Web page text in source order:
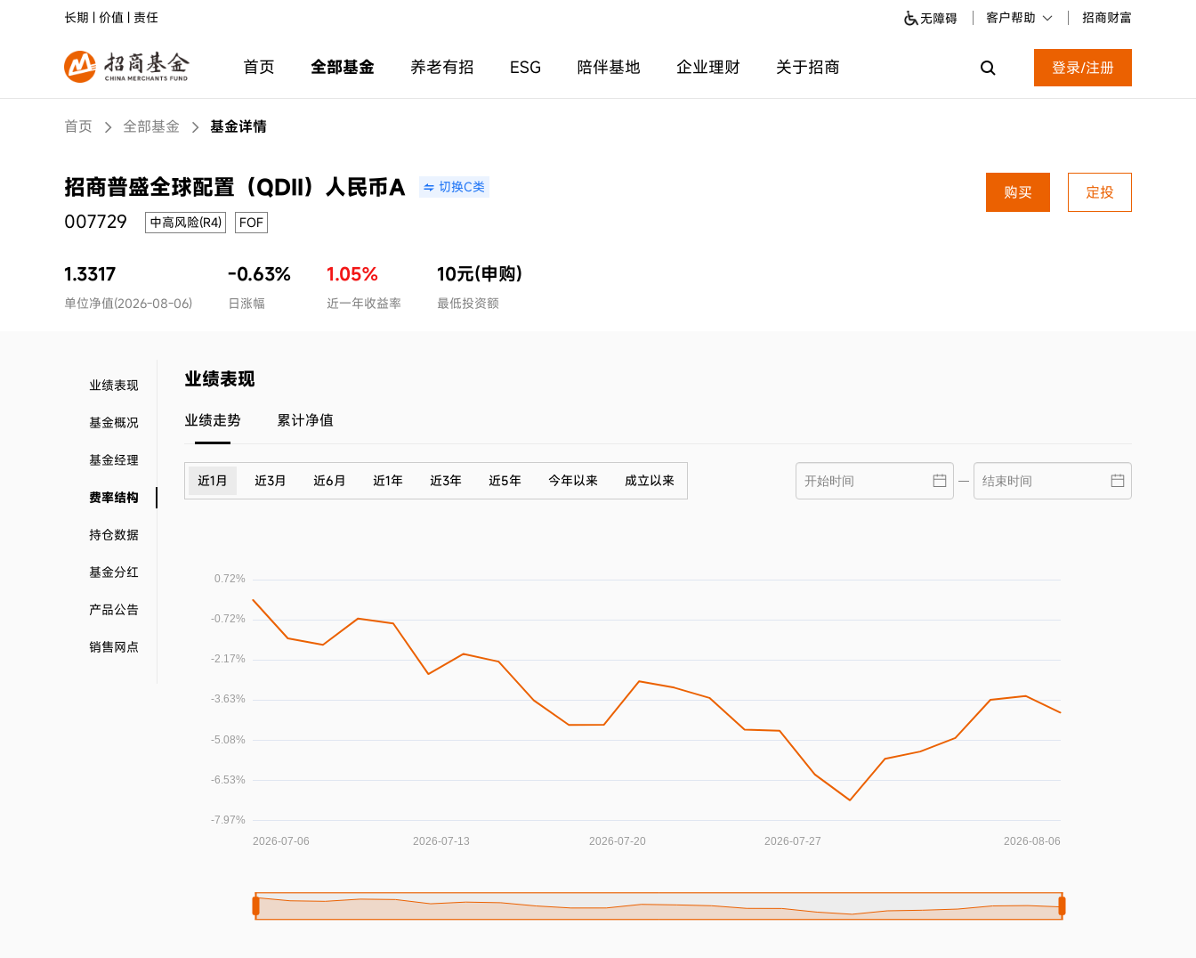
长期 | 价值 | 责任 无障碍 客户帮助 招商财富
登录/注册
首页 全部基金 养老有招 ESG 陪伴基地 企业理财 关于招商
首页 全部基金 基金详情
招商普盛全球配置（QDII）人民币A 切换C类
007729 中高风险(R4) FOF
购买 定投
1.3317
单位净值(2026-08-06)
-0.63%
日涨幅
1.05%
近一年收益率
10元(申购)
最低投资额
业绩表现
基金概况
基金经理
费率结构
持仓数据
基金分红
产品公告
销售网点
业绩表现
业绩走势 累计净值
近1月 近3月 近6月 近1年 近3年 近5年 今年以来 成立以来